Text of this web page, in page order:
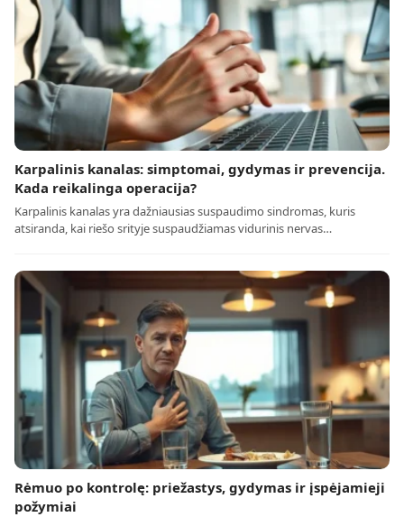
Karpalinis kanalas: simptomai, gydymas ir prevencija.
Kada reikalinga operacija?
Karpalinis kanalas yra dažniausias suspaudimo sindromas, kuris
atsiranda, kai riešo srityje suspaudžiamas vidurinis nervas…
Rėmuo po kontrolę: priežastys, gydymas ir įspėjamieji
požymiai